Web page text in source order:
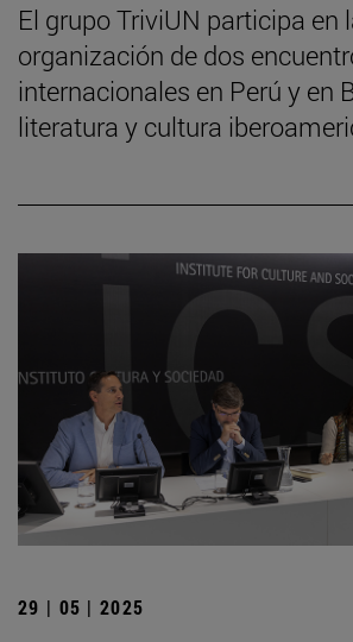
El grupo TriviUN participa en
organización de dos
internacionales en Perú y en
literatura y cultura
29 | 05 | 2025